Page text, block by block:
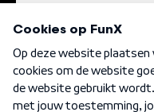
Algemene voorwaarden